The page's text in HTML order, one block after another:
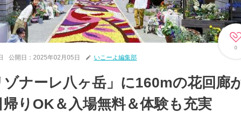
0
公開日： 2025年02月05日 いこーよ編集部
ゾナーレ八ヶ岳」に160mの花回廊
りOK＆入場無料＆体験も充実